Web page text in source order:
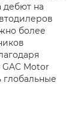
дебют на
более
Motor
глобальные